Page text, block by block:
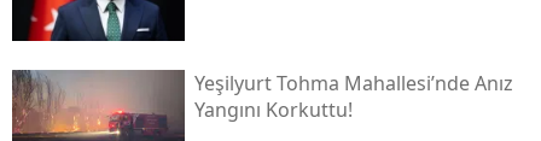
Yeşilyurt Tohma Mahallesi’nde Anız
Yangını Korkuttu!